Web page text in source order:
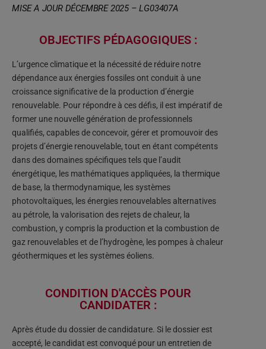
MISE A JOUR DÉCEMBRE 2025 – LG03407A
OBJECTIFS PÉDAGOGIQUES :
L’urgence climatique et la nécessité de réduire notre
dépendance aux énergies fossiles ont conduit à une
croissance significative de la production d’énergie
renouvelable. Pour répondre à ces défis, il est impératif de
former une nouvelle génération de professionnels
qualifiés, capables de concevoir, gérer et promouvoir des
projets d’énergie renouvelable, tout en étant compétents
dans des domaines spécifiques tels que l’audit
énergétique, les mathématiques appliquées, la thermique
de base, la thermodynamique, les systèmes
photovoltaïques, les énergies renouvelables alternatives
au pétrole, la valorisation des rejets de chaleur, la
combustion, y compris la production et la combustion de
gaz renouvelables et de l’hydrogène, les pompes à chaleur
géothermiques et les systèmes éoliens.
CONDITION D'ACCÈS POUR
CANDIDATER :​
Après étude du dossier de candidature. Si le dossier est
accepté, le candidat est convoqué pour un entretien de